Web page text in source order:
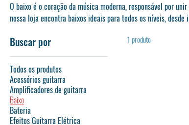
O baixo é o coração da música moderna, responsável por
nossa loja encontra baixos ideais para todos os níveis,
baixo é selecionado pela sua qualidade, conforto e
musicais — do jazz ao rock, do funk ao pop. Escolha o baixo certo para si e dê à sua música a força e o groove
que a distinguem.
Buscar por
Todos os produtos
Acessórios guitarra
Amplificadores de guitarra
Baixo
Bateria
Efeitos Guitarra Elétrica
1 produto